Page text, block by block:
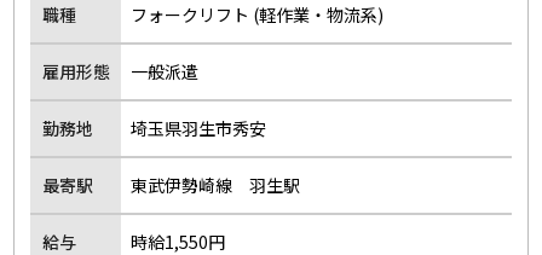
職種 フォークリフト (軽作業・物流系)
雇用形態 一般派遣
勤務地 埼玉県羽生市秀安
最寄駅 東武伊勢崎線 羽生駅
給与 時給1,550円